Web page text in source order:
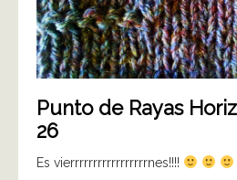
Punto de Rayas Horizontales Clase
26
Es vierrrrrrrrrrrrrrrrrnes!!!!